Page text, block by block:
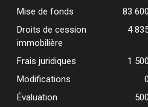
Mise de fonds
83
Droits de cession
immobilière
4
Frais juridiques
1
Modifications
Évaluation